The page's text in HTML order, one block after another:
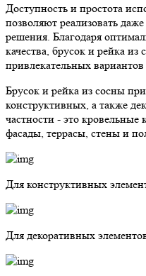
Доступность и простота
позволяют реализовать
решения. Благодаря
качества, брусок и рейка
привлекательных
Брусок и рейка из сосны
конструктивных, а также
частности - это
фасады, террасы, стены и
Для конструктивных
Для декоративных